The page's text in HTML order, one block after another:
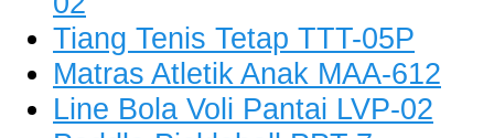
Tiang Tenis Tetap TTT-05P
Matras Atletik Anak MAA-612
Line Bola Voli Pantai LVP-02